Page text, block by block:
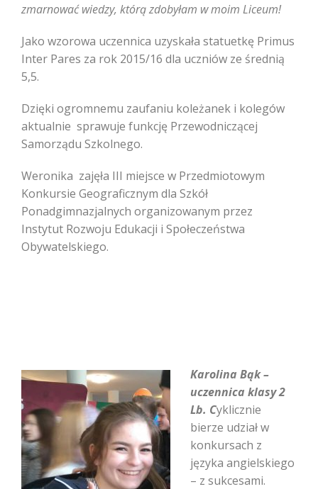
zmarnować wiedzy, którą zdobyłam w moim Liceum!
Jako wzorowa uczennica uzyskała statuetkę Primus
Inter Pares za rok 2015/16 dla uczniów ze średnią
5,5.
Dzięki ogromnemu zaufaniu koleżanek i kolegów
aktualnie sprawuje funkcję Przewodniczącej
Samorządu Szkolnego.
Weronika zajęła III miejsce w Przedmiotowym
Konkursie Geograficznym dla Szkół
Ponadgimnazjalnych organizowanym przez
Instytut Rozwoju Edukacji i Społeczeństwa
Obywatelskiego.
Karolina Bąk –
uczennica klasy 2
Lb. Cyklicznie
bierze udział w
konkursach z
języka angielskiego
– z sukcesami.